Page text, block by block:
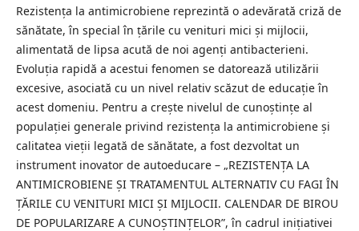
Rezistența la antimicrobiene reprezintă o adevărată criză de
sănătate, în special în țările cu venituri mici și mijlocii,
alimentată de lipsa acută de noi agenți antibacterieni.
Evoluția rapidă a acestui fenomen se datorează utilizării
excesive, asociată cu un nivel relativ scăzut de educație în
acest domeniu. Pentru a crește nivelul de cunoștințe al
populației generale privind rezistența la antimicrobiene și
calitatea vieții legată de sănătate, a fost dezvoltat un
instrument inovator de autoeducare – „REZISTENȚA LA
ANTIMICROBIENE ȘI TRATAMENTUL ALTERNATIV CU FAGI ÎN
ȚĂRILE CU VENITURI MICI ȘI MIJLOCII. CALENDAR DE BIROU
DE POPULARIZARE A CUNOȘTINȚELOR”, în cadrul inițiativei